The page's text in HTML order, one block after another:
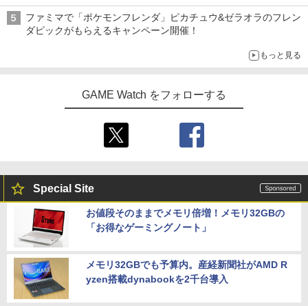
ファミマで「ポケモンフレンダ」ピカチュウ&ゼラオラのフレン
ダピックがもらえるキャンペーン開催！
もっと見る
GAME Watch をフォローする
Special Site
お値段そのままでメモリ倍増！メモリ32GBの
「お得なゲーミングノート」
メモリ32GBでも予算内。産経新聞社がAMD R
yzen搭載dynabookを2千台導入